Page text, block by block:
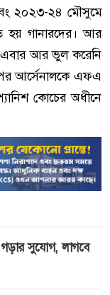
২০২৩-২৪ মৌসুমে
হয় গানারদের। আর
আর ভুল করেনি
আর্সেনালকে এফএ
কোচের অধীনে
সুযোগ, লাগবে